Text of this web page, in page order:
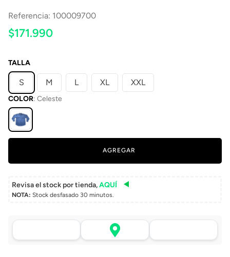
Referencia: 100009700
$171.990
COLOR: Celeste
TALLA
S M L XL XXL
AGREGAR
Revisa el stock por tienda,AQUÍ
NOTA: Stock desfasado 30 minutos.
Tu compra, directo a Retiro en tienda sin
por WhatsApp